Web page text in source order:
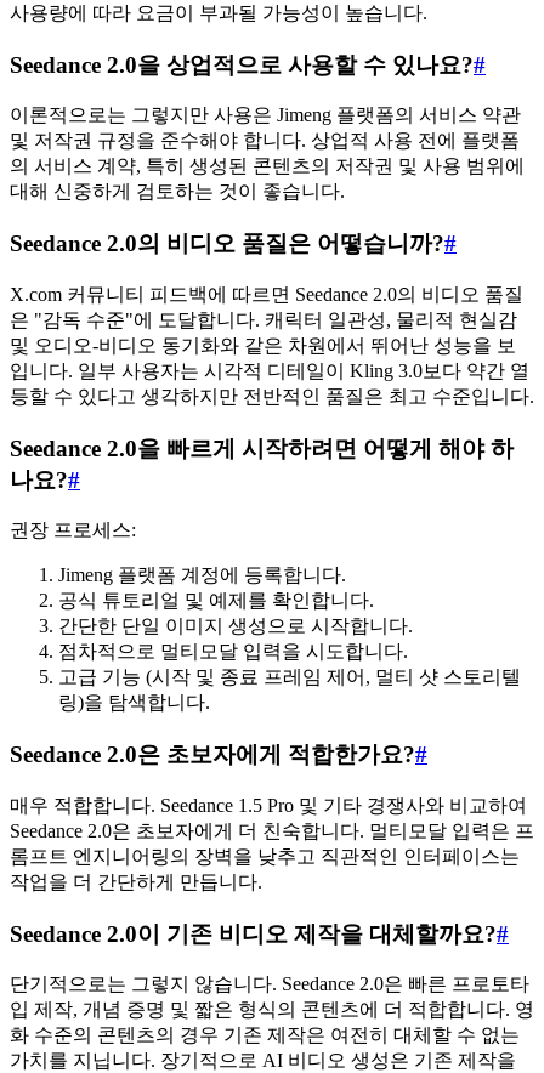
사용량에 따라 요금이 부과될 가능성이 높습니다.
Seedance 2.0을 상업적으로 사용할 수 있나요?#
이론적으로는 그렇지만 사용은 Jimeng 플랫폼의 서비스 약관
및 저작권 규정을 준수해야 합니다. 상업적 사용 전에 플랫폼
의 서비스 계약, 특히 생성된 콘텐츠의 저작권 및 사용 범위에
대해 신중하게 검토하는 것이 좋습니다.
Seedance 2.0의 비디오 품질은 어떻습니까?#
X.com 커뮤니티 피드백에 따르면 Seedance 2.0의 비디오 품질
은 "감독 수준"에 도달합니다. 캐릭터 일관성, 물리적 현실감
및 오디오-비디오 동기화와 같은 차원에서 뛰어난 성능을 보
입니다. 일부 사용자는 시각적 디테일이 Kling 3.0보다 약간 열
등할 수 있다고 생각하지만 전반적인 품질은 최고 수준입니다.
Seedance 2.0을 빠르게 시작하려면 어떻게 해야 하
나요?#
권장 프로세스:
Jimeng 플랫폼 계정에 등록합니다.
공식 튜토리얼 및 예제를 확인합니다.
간단한 단일 이미지 생성으로 시작합니다.
점차적으로 멀티모달 입력을 시도합니다.
고급 기능 (시작 및 종료 프레임 제어, 멀티 샷 스토리텔
링)을 탐색합니다.
Seedance 2.0은 초보자에게 적합한가요?#
매우 적합합니다. Seedance 1.5 Pro 및 기타 경쟁사와 비교하여
Seedance 2.0은 초보자에게 더 친숙합니다. 멀티모달 입력은 프
롬프트 엔지니어링의 장벽을 낮추고 직관적인 인터페이스는
작업을 더 간단하게 만듭니다.
Seedance 2.0이 기존 비디오 제작을 대체할까요?#
단기적으로는 그렇지 않습니다. Seedance 2.0은 빠른 프로토타
입 제작, 개념 증명 및 짧은 형식의 콘텐츠에 더 적합합니다. 영
화 수준의 콘텐츠의 경우 기존 제작은 여전히 대체할 수 없는
가치를 지닙니다. 장기적으로 AI 비디오 생성은 기존 제작을